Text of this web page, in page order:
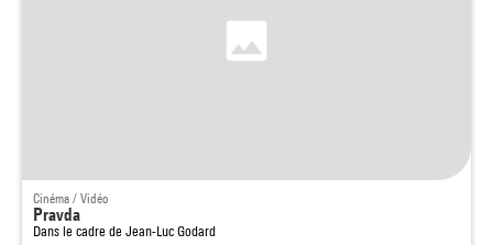
Cinéma / Vidéo
Pravda
Dans le cadre de Jean-Luc Godard